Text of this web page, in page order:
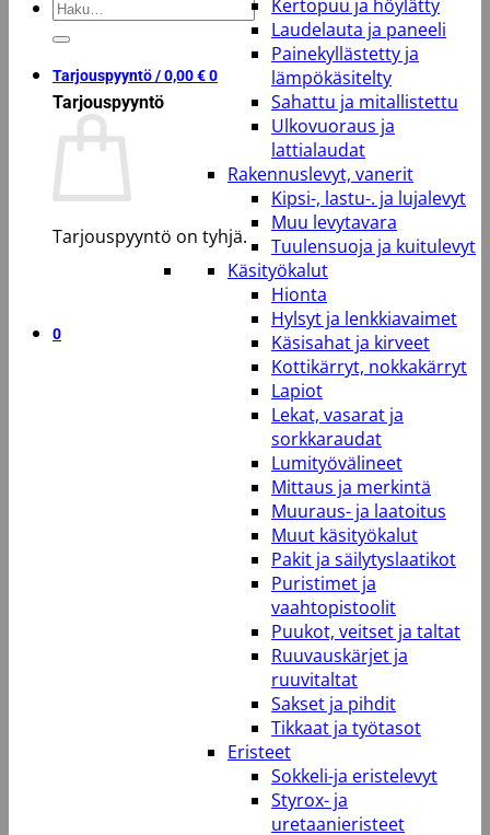
Etsi:
Tarjouspyyntö /0,00€0
Tarjouspyyntö
Tarjouspyyntö on tyhjä.
0
Kertopuu ja höylätty
Laudelauta ja paneeli
Painekyllästetty ja
lämpökäsitelty
Sahattu ja mitallistettu
Ulkovuoraus ja
lattialaudat
Rakennuslevyt, vanerit
Kipsi-, lastu-. ja lujalevyt
Muu levytavara
Tuulensuoja ja kuitulevyt
Käsityökalut
Hionta
Hylsyt ja lenkkiavaimet
Käsisahat ja kirveet
Kottikärryt, nokkakärryt
Lapiot
Lekat, vasarat ja
sorkkaraudat
Lumityövälineet
Mittaus ja merkintä
Muuraus- ja laatoitus
Muut käsityökalut
Pakit ja säilytyslaatikot
Puristimet ja
vaahtopistoolit
Puukot, veitset ja taltat
Ruuvauskärjet ja
ruuvitaltat
Sakset ja pihdit
Tikkaat ja työtasot
Eristeet
Sokkeli-ja eristelevyt
Styrox- ja
uretaanieristeet